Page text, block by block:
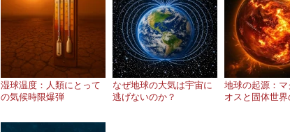
湿球温度：人類にとって
の気候時限爆弾
なぜ地球の大気は宇宙に
逃げないのか？
地球の起源：マ
オスと固体世界